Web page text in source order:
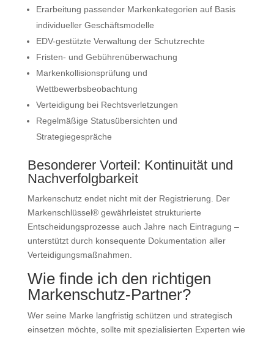
Erarbeitung passender Markenkategorien auf Basis
individueller Geschäftsmodelle
EDV-gestützte Verwaltung der Schutzrechte
Fristen- und Gebührenüberwachung
Markenkollisionsprüfung und
Wettbewerbsbeobachtung
Verteidigung bei Rechtsverletzungen
Regelmäßige Statusübersichten und
Strategiegespräche
Besonderer Vorteil: Kontinuität und
Nachverfolgbarkeit
Markenschutz endet nicht mit der Registrierung. Der
Markenschlüssel® gewährleistet strukturierte
Entscheidungsprozesse auch Jahre nach Eintragung –
unterstützt durch konsequente Dokumentation aller
Verteidigungsmaßnahmen.
Wie finde ich den richtigen
Markenschutz-Partner?
Wer seine Marke langfristig schützen und strategisch
einsetzen möchte, sollte mit spezialisierten Experten wie